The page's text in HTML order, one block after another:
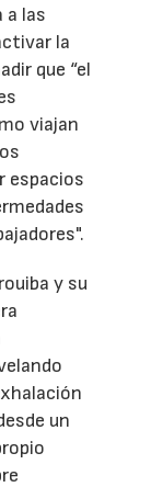
a las
la
que “el
viajan
espacios
y su
un